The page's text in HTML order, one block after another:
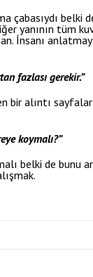
çabasıydı belki
yanının tüm
İnsanı
fazlası gerekir.”
bir alıntı
koymalı?”
belki de bunu